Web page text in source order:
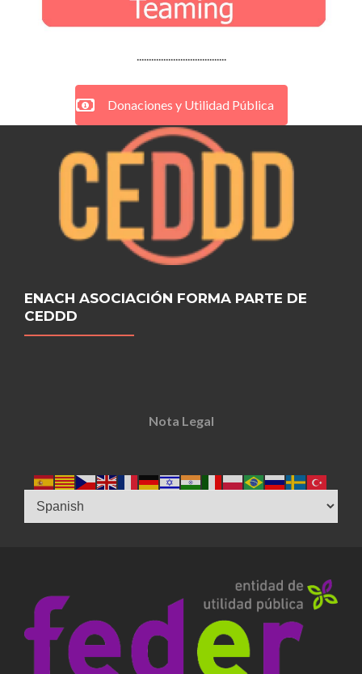
.....................................
Donaciones y Utilidad Pública
ENACH ASOCIACIÓN FORMA PARTE DE
CEDDD
Nota Legal